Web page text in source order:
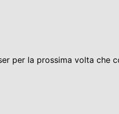
per la prossima volta che